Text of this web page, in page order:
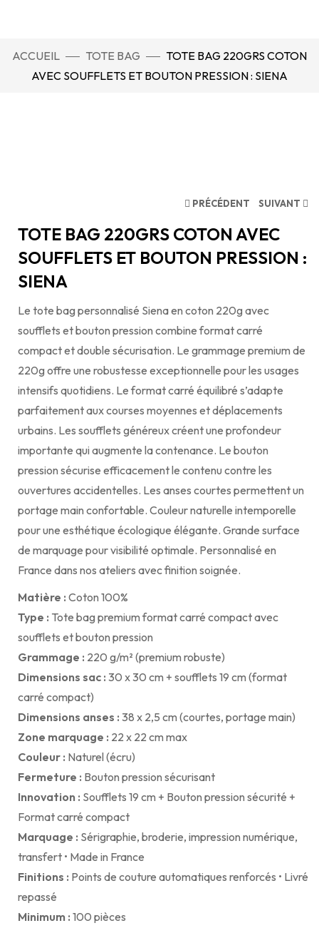
ACCUEIL TOTE BAG
TOTE BAG 220GRS COTON
AVEC SOUFFLETS ET BOUTON PRESSION : SIENA
PRÉCÉDENT SUIVANT
TOTE BAG 220GRS COTON AVEC
SOUFFLETS ET BOUTON PRESSION :
SIENA
Le tote bag personnalisé Siena en coton 220g avec
soufflets et bouton pression combine format carré
compact et double sécurisation. Le grammage premium de
220g offre une robustesse exceptionnelle pour les usages
intensifs quotidiens. Le format carré équilibré s’adapte
parfaitement aux courses moyennes et déplacements
urbains. Les soufflets généreux créent une profondeur
importante qui augmente la contenance. Le bouton
pression sécurise efficacement le contenu contre les
ouvertures accidentelles. Les anses courtes permettent un
portage main confortable. Couleur naturelle intemporelle
pour une esthétique écologique élégante. Grande surface
de marquage pour visibilité optimale. Personnalisé en
France dans nos ateliers avec finition soignée.
Matière : Coton 100%
Type : Tote bag premium format carré compact avec
soufflets et bouton pression
Grammage : 220 g/m² (premium robuste)
Dimensions sac : 30 x 30 cm + soufflets 19 cm (format
carré compact)
Dimensions anses : 38 x 2,5 cm (courtes, portage main)
Zone marquage : 22 x 22 cm max
Couleur : Naturel (écru)
Fermeture : Bouton pression sécurisant
Innovation : Soufflets 19 cm + Bouton pression sécurité +
Format carré compact
Marquage : Sérigraphie, broderie, impression numérique,
transfert • Made in France
Finitions : Points de couture automatiques renforcés • Livré
repassé
Minimum : 100 pièces